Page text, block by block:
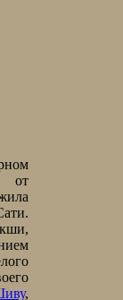
от
,